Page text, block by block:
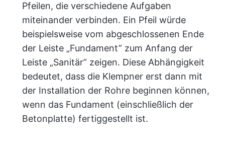
Pfeilen, die verschiedene Aufgaben
miteinander verbinden. Ein Pfeil würde
beispielsweise vom abgeschlossenen Ende
der Leiste „Fundament” zum Anfang der
Leiste „Sanitär” zeigen. Diese Abhängigkeit
bedeutet, dass die Klempner erst dann mit
der Installation der Rohre beginnen können,
wenn das Fundament (einschließlich der
Betonplatte) fertiggestellt ist.